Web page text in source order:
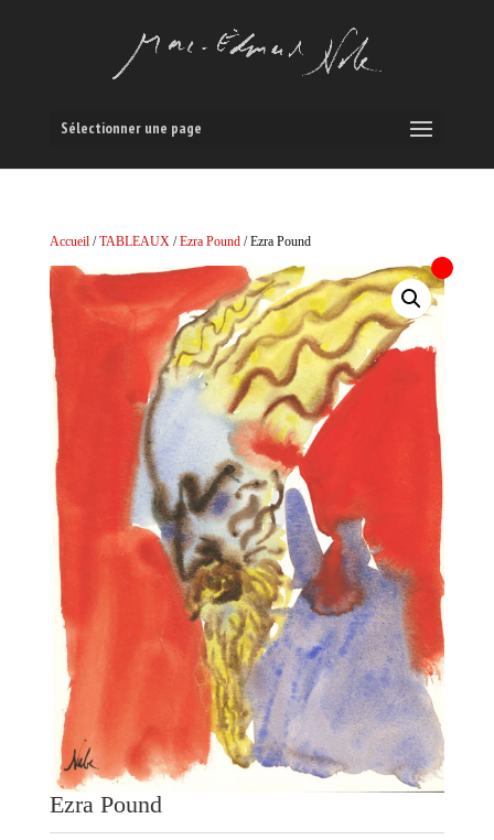
Sélectionner une page
Accueil/TABLEAUX/Ezra Pound/ Ezra Pound
Ezra Pound